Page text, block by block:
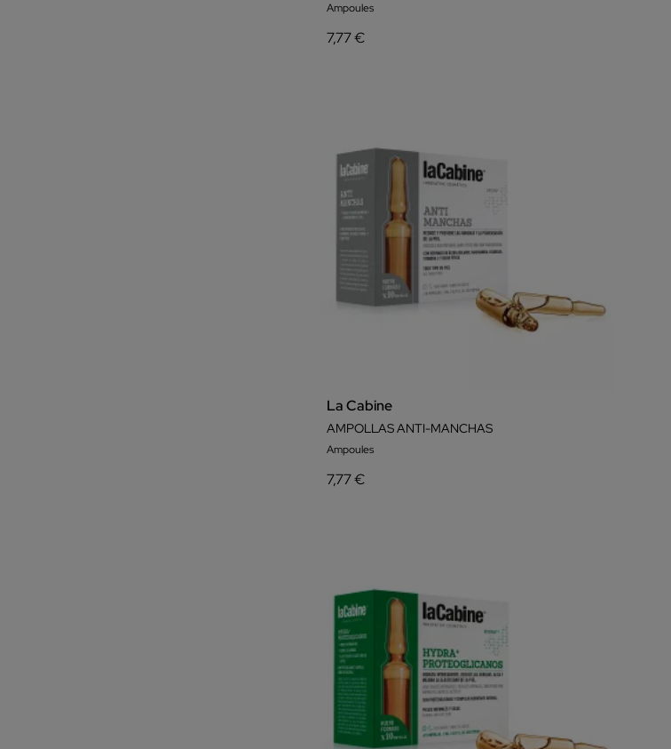
Ampoules
7,77 €
La Cabine
AMPOLLAS ANTI-MANCHAS
Ampoules
7,77 €